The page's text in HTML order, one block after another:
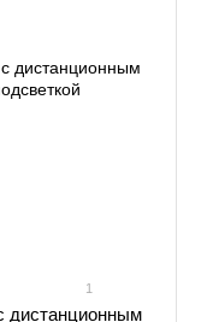
1
дистанционным